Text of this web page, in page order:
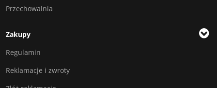
Przechowalnia
Zakupy
Regulamin
Reklamacje i zwroty